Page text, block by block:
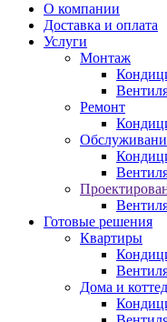
О компании
Доставка и оплата
Услуги
Монтаж
Ремонт
Готовые решения
Квартиры
Дома и